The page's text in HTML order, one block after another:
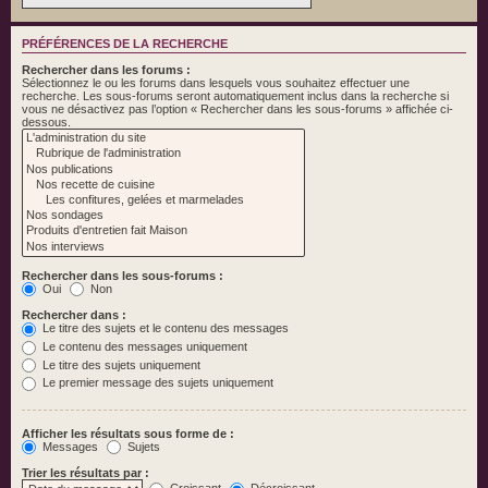
PRÉFÉRENCES DE LA RECHERCHE
Rechercher dans les forums :
Sélectionnez le ou les forums dans lesquels vous souhaitez effectuer une
recherche. Les sous-forums seront automatiquement inclus dans la recherche si
vous ne désactivez pas l’option « Rechercher dans les sous-forums » affichée ci-
dessous.
Rechercher dans les sous-forums :
Oui
Non
Rechercher dans :
Le titre des sujets et le contenu des messages
Le contenu des messages uniquement
Le titre des sujets uniquement
Le premier message des sujets uniquement
Afficher les résultats sous forme de :
Messages
Sujets
Trier les résultats par :